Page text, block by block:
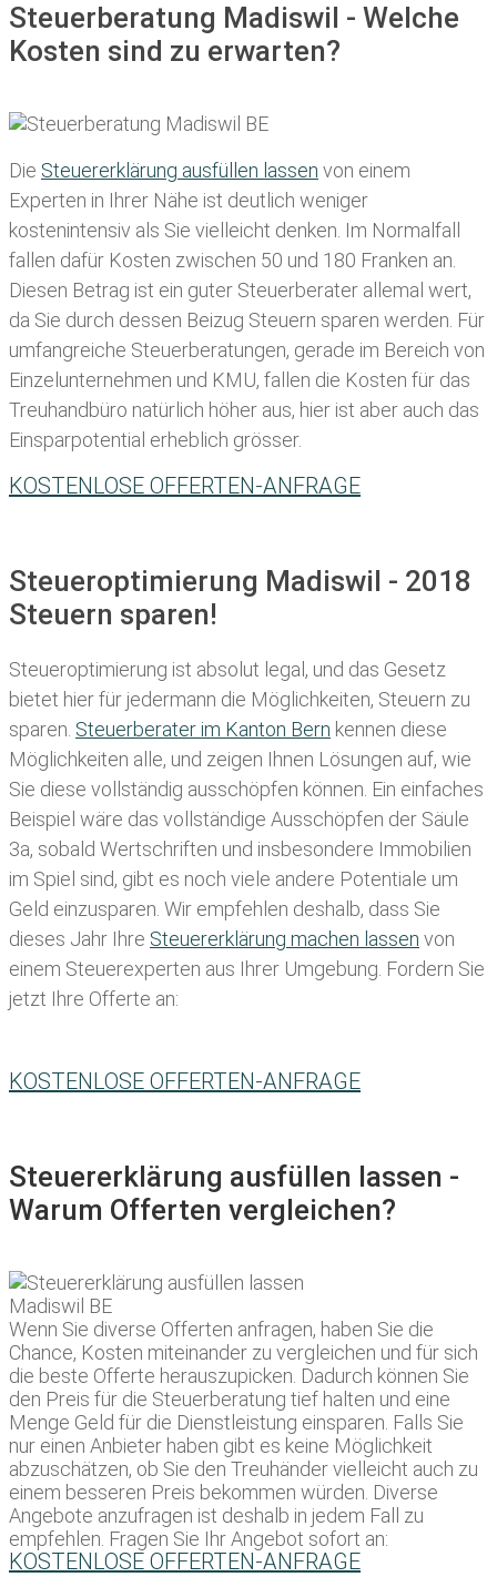
Steuerberatung Madiswil - Welche
Kosten sind zu erwarten?
Die Steuererklärung ausfüllen lassen von einem
Experten in Ihrer Nähe ist deutlich weniger
kostenintensiv als Sie vielleicht denken. Im Normalfall
fallen dafür Kosten zwischen 50 und 180 Franken an.
Diesen Betrag ist ein guter Steuerberater allemal wert,
da Sie durch dessen Beizug Steuern sparen werden. Für
umfangreiche Steuerberatungen, gerade im Bereich von
Einzelunternehmen und KMU, fallen die Kosten für das
Treuhandbüro natürlich höher aus, hier ist aber auch das
Einsparpotential erheblich grösser.
KOSTENLOSE OFFERTEN-ANFRAGE
Steueroptimierung Madiswil - 2018
Steuern sparen!
Steueroptimierung ist absolut legal, und das Gesetz
bietet hier für jedermann die Möglichkeiten, Steuern zu
sparen. Steuerberater im K anton Bern kennen diese
Möglichkeiten alle, und zeigen Ihnen Lösungen auf, wie
Sie diese vollständig ausschöpfen können. Ein einfaches
Beispiel wäre das vollständige Ausschöpfen der Säule
3a, sobald Wertschriften und insbesondere Immobilien
im Spiel sind, gibt es noch viele andere Potentiale um
Geld einzusparen. Wir empfehlen deshalb, dass Sie
dieses Jahr Ihre Steuererklärung machen lassen von
einem Steuerexperten aus Ihrer Umgebung. Fordern Sie
jetzt Ihre Offerte an:
KOSTENLOSE OFFERTEN-ANFRAGE
Steuererklärung ausfüllen lassen -
Warum Offerten vergleichen?
Wenn Sie diverse Offerten anfragen, haben Sie die
Chance, Kosten miteinander zu vergleichen und für sich
die beste Offerte herauszupicken. Dadurch können Sie
den Preis für die Steuerberatung tief halten und eine
Menge Geld für die Dienstleistung einsparen. Falls Sie
nur einen Anbieter haben gibt es keine Möglichkeit
abzuschätzen, ob Sie den Treuhänder vielleicht auch zu
einem besseren Preis bekommen würden. Diverse
Angebote anzufragen ist deshalb in jedem Fall zu
empfehlen. Fragen Sie Ihr Angebot sofort an:
KOSTENLOSE OFFERTEN-ANFRAGE